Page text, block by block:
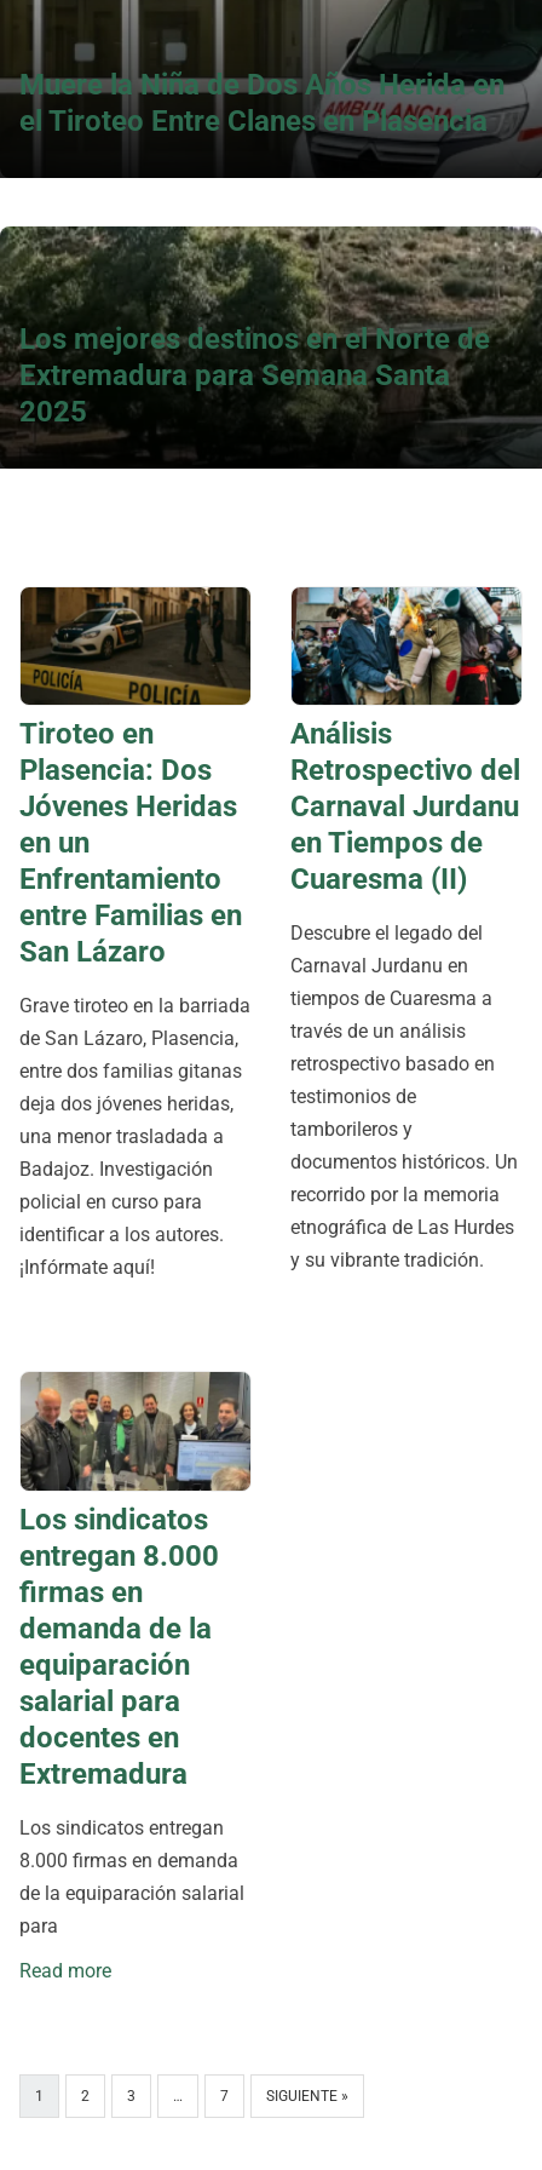
Muere la Niña de Dos Años Herida en
el Tiroteo Entre Clanes en Plasencia
Los mejores destinos en el Norte de
Extremadura para Semana Santa
2025
Tiroteo en
Plasencia: Dos
Jóvenes Heridas
en un
Enfrentamiento
entre Familias en
San Lázaro
Grave tiroteo en la barriada
de San Lázaro, Plasencia,
entre dos familias gitanas
deja dos jóvenes heridas,
una menor trasladada a
Badajoz. Investigación
policial en curso para
identificar a los autores.
¡Infórmate aquí!
Análisis
Retrospectivo del
Carnaval Jurdanu
en Tiempos de
Cuaresma (II)
Descubre el legado del
Carnaval Jurdanu en
tiempos de Cuaresma a
través de un análisis
retrospectivo basado en
testimonios de
tamborileros y
documentos históricos. Un
recorrido por la memoria
etnográfica de Las Hurdes
y su vibrante tradición.
Los sindicatos
entregan 8.000
firmas en
demanda de la
equiparación
salarial para
docentes en
Extremadura
Los sindicatos entregan
8.000 firmas en demanda
de la equiparación salarial
para
Read more
1 2 3 … 7 SIGUIENTE »